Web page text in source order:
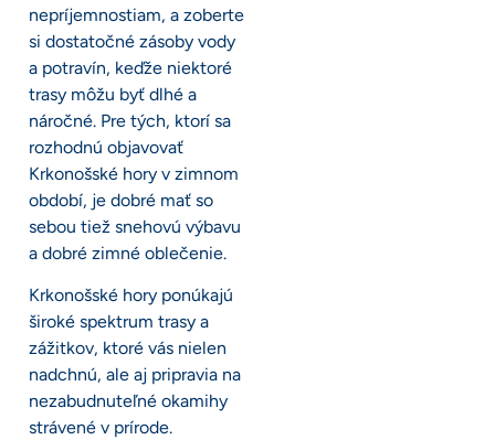
nepríjemnostiam, a zoberte
si dostatočné zásoby vody
a potravín, keďže niektoré
trasy môžu byť dlhé a
náročné. Pre tých, ktorí sa
rozhodnú objavovať
Krkonošské hory v zimnom
období, je dobré mať so
sebou tiež snehovú výbavu
a dobré zimné oblečenie.
Krkonošské hory ponúkajú
široké spektrum trasy a
zážitkov, ktoré vás nielen
nadchnú, ale aj pripravia na
nezabudnuteľné okamihy
strávené v prírode.